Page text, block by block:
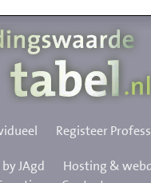
Registeer
JAgd
Hosting &